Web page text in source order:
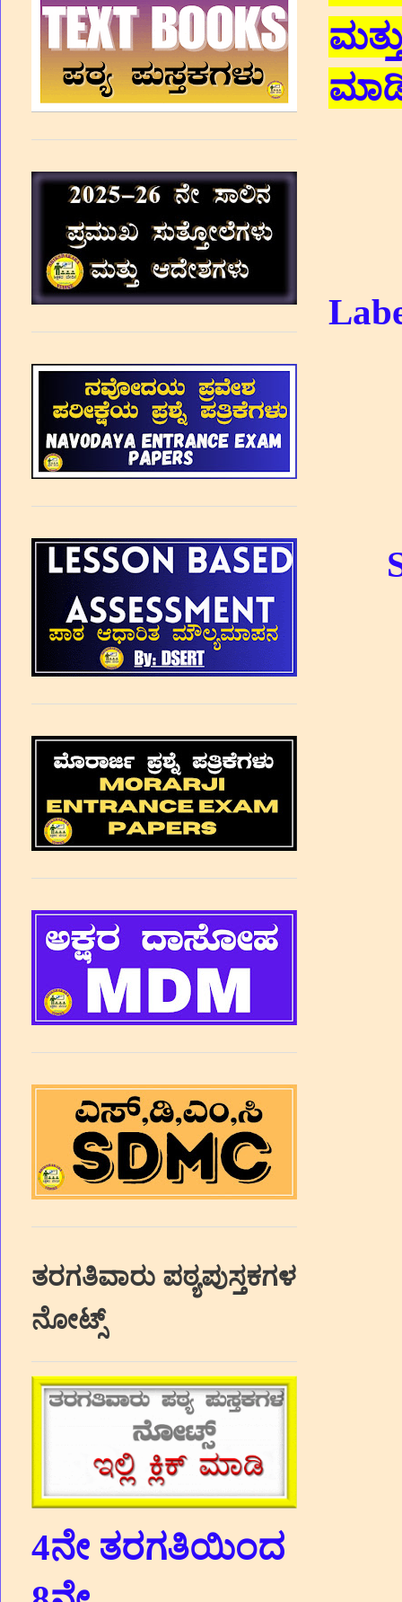
ತರಗತಿವಾರು ಪಠ್ಯಪುಸ್ತಕಗಳ
ನೋಟ್ಸ್
4ನೇ ತರಗತಿಯಿಂದ